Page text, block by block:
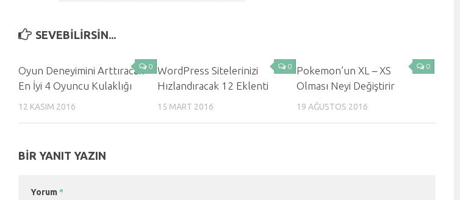
SEVEBILIRSIN...
0
Oyun Deneyimini Arttıracak
En İyi 4 Oyuncu Kulaklığı
12 KASIM 2016
0
WordPress Sitelerinizi
Hızlandıracak 12 Eklenti
15 MART 2016
0
Pokemon’un XL – XS
Olması Neyi Değiştirir
19 AĞUSTOS 2016
BIR YANIT YAZIN
Yorum *